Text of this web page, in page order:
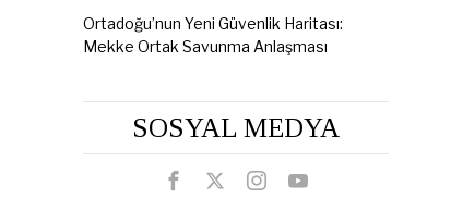
Ortadoğu’nun Yeni Güvenlik Haritası:
Mekke Ortak Savunma Anlaşması
SOSYAL MEDYA